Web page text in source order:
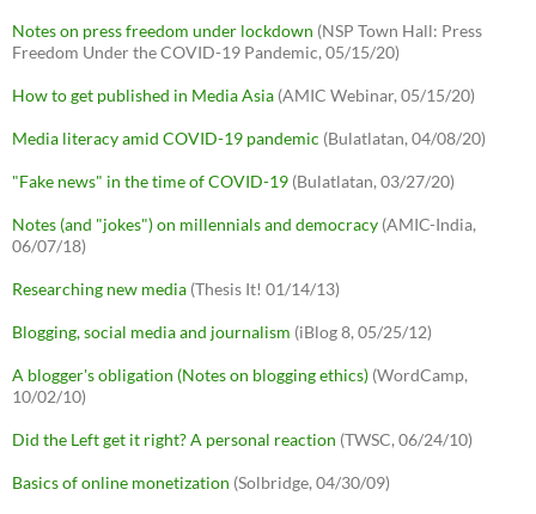
Notes on press freedom under lockdown (NSP Town Hall: Press
Freedom Under the COVID-19 Pandemic, 05/15/20)
How to get published in Media Asia (AMIC Webinar, 05/15/20)
Media literacy amid COVID-19 pandemic (Bulatlatan, 04/08/20)
"Fake news" in the time of COVID-19 (Bulatlatan, 03/27/20)
Notes (and "jokes") on millennials and democracy (AMIC-India,
06/07/18)
Researching new media (Thesis It! 01/14/13)
Blogging, social media and journalism (iBlog 8, 05/25/12)
A blogger's obligation (Notes on blogging ethics) (WordCamp,
10/02/10)
Did the Left get it right? A personal reaction (TWSC, 06/24/10)
Basics of online monetization (Solbridge, 04/30/09)